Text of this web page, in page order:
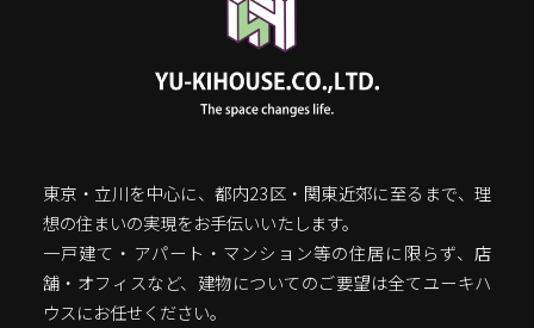
東京・立川を中心に、都内23区・関東近郊に至るまで、理
想の住まいの実現をお手伝いいたします。
一戸建て・アパート・マンション等の住居に限らず、店
舗・オフィスなど、建物についてのご要望は全てユーキハ
ウスにお任せください。